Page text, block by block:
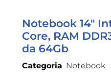
Notebook 14"
Core, RAM
da 64Gb
Categoria Notebook